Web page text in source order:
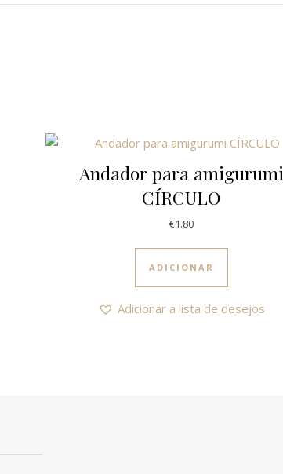
the product page
through €2.10
has multiple variants. The options may be chosen
Andador para amigurumi
CÍRCULO
€1.80
ADICIONAR
Adicionar a lista de desejos